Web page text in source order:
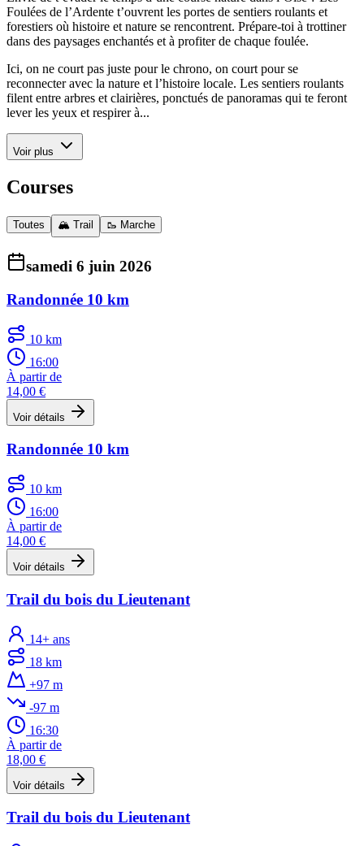
Foulées de l’Ardente t’ouvrent les portes de sentiers roulants et
forestiers où histoire et nature se rencontrent. Prépare-toi à trottiner
dans des paysages enchantés et à profiter de chaque foulée.
Ici, on ne court pas juste pour le chrono, on court pour se
reconnecter avec la nature et l’histoire locale. Les sentiers roulants
filent entre arbres et clairières, ponctués de panoramas qui te feront
lever les yeux et respirer à...
Voir plus
Courses
Toutes 🏔️ Trail 🥾 Marche
samedi 6 juin 2026
Randonnée 10 km
10 km
16:00
À partir de
14,00 €
Voir détails
Randonnée 10 km
10 km
16:00
À partir de
14,00 €
Voir détails
Trail du bois du Lieutenant
14+ ans
18 km
+97 m
-97 m
16:30
À partir de
18,00 €
Voir détails
Trail du bois du Lieutenant